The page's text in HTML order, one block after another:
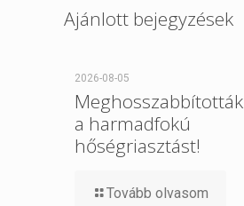
Ajánlott bejegyzések
2026-08-05
Meghosszabbították
a harmadfokú
hőségriasztást!
Tovább olvasom